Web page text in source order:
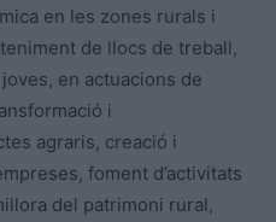
en les zones rurals i
de llocs de treball,
en actuacions de
i
agraris, creació i
foment d’activitats
del patrimoni rural,